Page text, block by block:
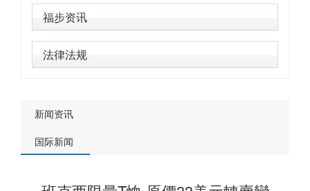
福步资讯
法律法规
新闻资讯
国际新闻